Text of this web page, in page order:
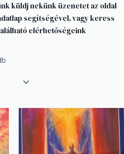
küldj nekünk üzenetet az oldal
segítségével, vagy keress
elérhetőségeink